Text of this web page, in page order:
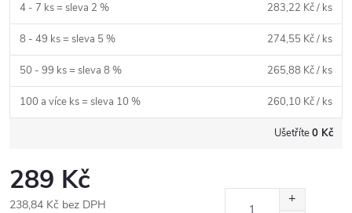
4 - 7 ks = sleva 2 % 283,22 Kč/ ks
8 - 49 ks = sleva 5 % 274,55 Kč/ ks
50 - 99 ks = sleva 8 % 265,88 Kč/ ks
100 a více ks = sleva 10 % 260,10 Kč/ ks
Ušetříte0 Kč
289 Kč
238,84 Kč bez DPH